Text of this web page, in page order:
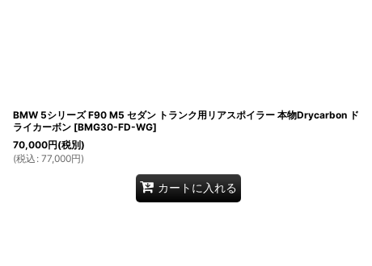
BMW 5シリーズ F90 M5 セダン トランク用リアスポイラー 本物Drycarbon ド
ライカーボン [BMG30-FD-WG]
70,000円(税別)
(税込 : 77,000円)
カートに入れる